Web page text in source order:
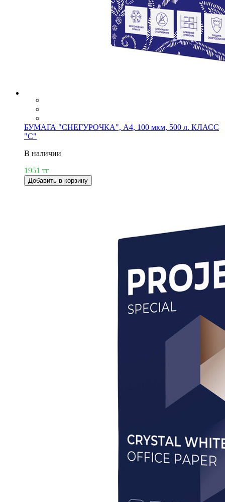
БУМАГА "СНЕГУРОЧКА", А4, 100 мкм, 500 л. КЛАСС
"С"
В наличии
1951 тг
Добавить в корзину